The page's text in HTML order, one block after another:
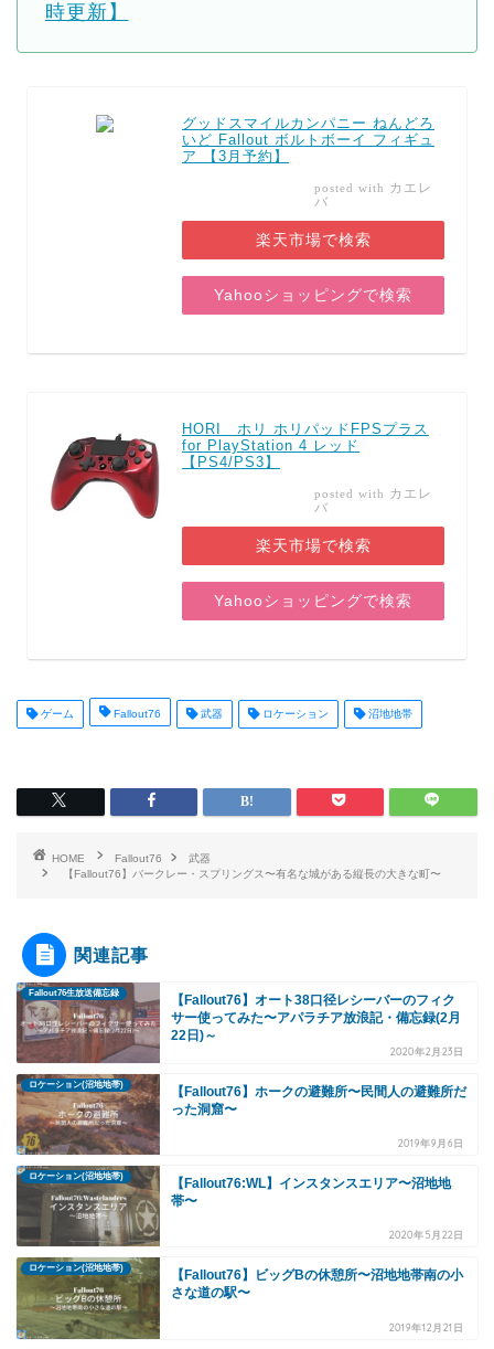
時更新】
グッドスマイルカンパニー ねんどろ
いど Fallout ボルトボーイ フィギュ
ア 【3月予約】
posted with カエレ
バ
楽天市場で検索
Yahooショッピングで検索
HORI ホリ ホリパッドFPSプラス
for PlayStation 4 レッド
【PS4/PS3】
posted with カエレ
バ
楽天市場で検索
Yahooショッピングで検索
ゲーム Fallout76 武器 ロケーション 沼地地帯
HOME Fallout76
武器
【Fallout76】バークレー・スプリングス〜有名な城がある縦長の大きな町〜
関連記事
Fallout76生放送備忘録
【Fallout76】オート38口径レシーバーのフィク
サー使ってみた〜アパラチア放浪記・備忘録(2月
22日)～
2020年2月23日
ロケーション(沼地地帯)
【Fallout76】ホークの避難所〜民間人の避難所だ
った洞窟〜
2019年9月6日
ロケーション(沼地地帯)
【Fallout76:WL】インスタンスエリア〜沼地地
帯〜
2020年5月22日
ロケーション(沼地地帯)
【Fallout76】ビッグBの休憩所〜沼地地帯南の小
さな道の駅〜
2019年12月21日